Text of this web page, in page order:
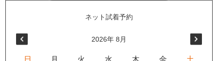
2026年 8月
日 月 火 水 木 金
土